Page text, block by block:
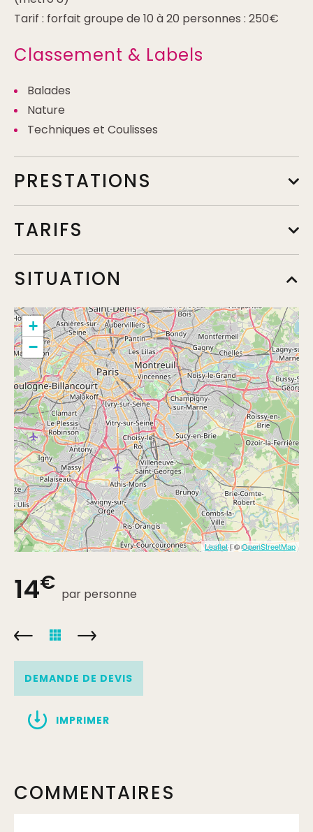
Tarif : forfait groupe de 10 à 20 personnes : 250€
Classement & Labels
Balades
Nature
Techniques et Coulisses
PRESTATIONS
TARIFS
SITUATION
+
−
Leaflet| ©OpenStreetMap
14€ par personne
DEMANDE DE DEVIS
IMPRIMER
COMMENTAIRES